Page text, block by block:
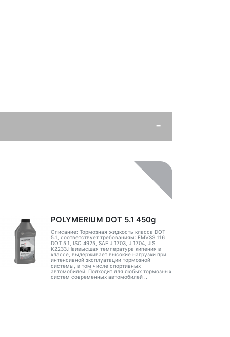
POLYMERIUM DOT 5.1 450g
Описание: Тормозная жидкость класса DOT
5.1, соответствует требованиям: FMVSS 116
DOT 5.1, ISO 4925, SAE J 1703, J 1704, JIS
K2233.Наивысшая температура кипения в
классе, выдерживает высокие нагрузки при
интенсивной эксплуатации тормозной
системы, в том числе спортивных
автомобилей. Подходит для любых тормозных
систем современных автомобилей ..